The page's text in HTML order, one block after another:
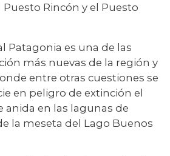
Puesto Rincón y el Puesto
Patagonia es una de las
más nuevas de la región y
entre otras cuestiones se
en peligro de extinción el
anida en las lagunas de
la meseta del Lago Buenos